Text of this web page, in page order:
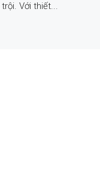
Với thiết...